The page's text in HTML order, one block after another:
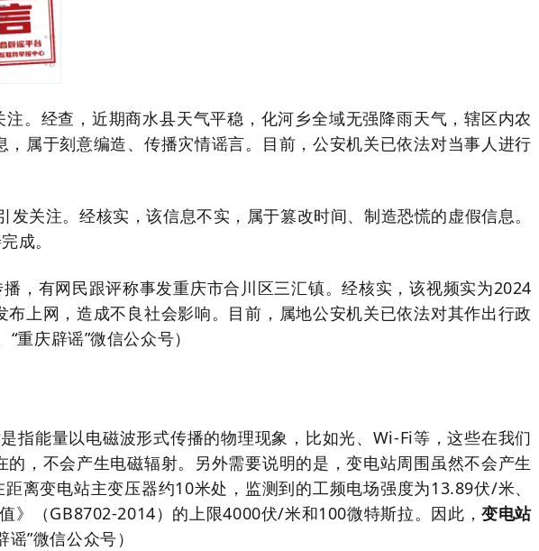
。经查，近期商水县天气平稳，化河乡全域无强降雨天气，辖区内农
属于刻意编造、传播灾情谣言。目前，公安机关已依法对当事人进行
关注。经核实，该信息不实，属于篡改时间、制造恐慌的虚假信息。
成。
，有网民跟评称事发重庆市合川区三汇镇。经核实，该视频实为2024
上网，造成不良社会影响。目前，属地公安机关已依法对其作出行政
重庆辟谣”微信公众号）
指能量以电磁波形式传播的物理现象，比如光、Wi-Fi等，这些在我们
，不会产生电磁辐射。另外需要说明的是，变电站周围虽然不会产生
离变电站主变压器约10米处，监测到的工频电场强度为13.89伏/米、
》（GB8702-2014）的上限4000伏/米和100微特斯拉。因此，变电站
”微信公众号）